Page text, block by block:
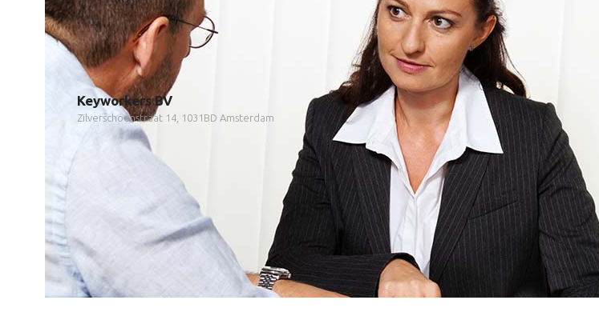
Keyworkers BV
Zilverschoonstraat 14, 1031BD Amsterdam